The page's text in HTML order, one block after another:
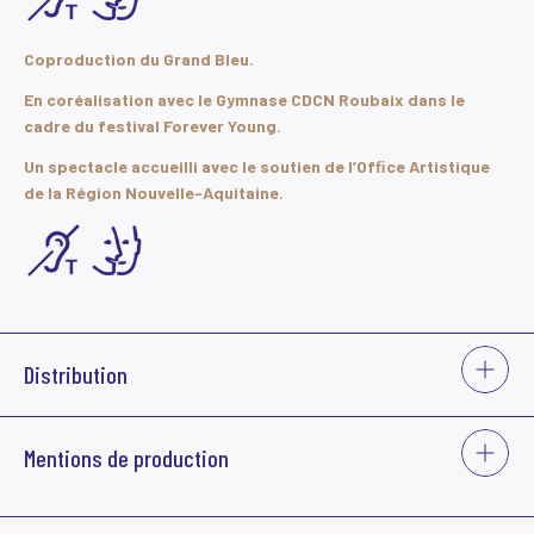
Coproduction du Grand Bleu.
En coréalisation avec le Gymnase CDCN Roubaix dans le
cadre du festival Forever Young.
Un spectacle accueilli avec le soutien de l’Ofﬁce Artistique
de la Région Nouvelle-Aquitaine.
Distribution
VOIR
PLUS
Interprètes
Lauriane Douchin, Laurent Falguieras,
Mentions de production
VOIR
PLUS
Production MA Compagnie. Coproduction L’Échangeur CDCN